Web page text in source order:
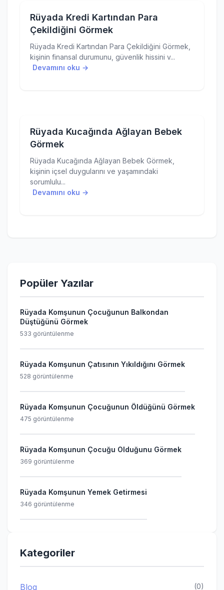
Rüyada Kredi Kartından Para
Çekildiğini Görmek
Rüyada Kredi Kartından Para Çekildiğini Görmek,
kişinin finansal durumunu, güvenlik hissini v...
Devamını oku →
Rüyada Kucağında Ağlayan Bebek
Görmek
Rüyada Kucağında Ağlayan Bebek Görmek,
kişinin içsel duygularını ve yaşamındaki
sorumlulu...
Devamını oku →
Popüler Yazılar
Rüyada Komşunun Çocuğunun Balkondan
Düştüğünü Görmek
533 görüntülenme
Rüyada Komşunun Çatısının Yıkıldığını Görmek
528 görüntülenme
Rüyada Komşunun Çocuğunun Öldüğünü Görmek
475 görüntülenme
Rüyada Komşunun Çocuğu Olduğunu Görmek
369 görüntülenme
Rüyada Komşunun Yemek Getirmesi
346 görüntülenme
Kategoriler
Blog (0)